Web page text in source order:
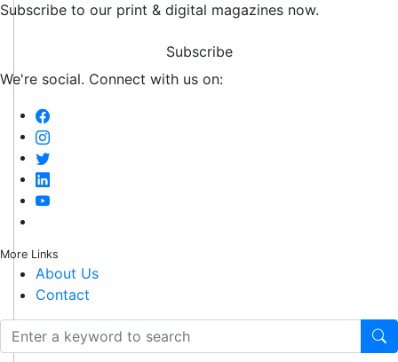
Subscribe to our print & digital magazines now.
Subscribe
We're social. Connect with us on:
More Links
About Us
Contact